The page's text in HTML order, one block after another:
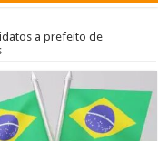
a prefeito de